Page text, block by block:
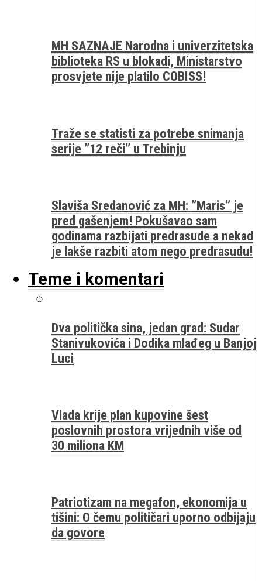
MH SAZNAJE Narodna i univerzitetska
biblioteka RS u blokadi, Ministarstvo
prosvjete nije platilo COBISS!
Traže se statisti za potrebe snimanja
serije ”12 reči” u Trebinju
Slaviša Sredanović za MH: ”Maris” je
pred gašenjem! Pokušavao sam
godinama razbijati predrasude a nekad
je lakše razbiti atom nego predrasudu!
Teme i komentari
Dva politička sina, jedan grad: Sudar
Stanivukovića i Dodika mlađeg u Banjoj
Luci
Vlada krije plan kupovine šest
poslovnih prostora vrijednih više od
30 miliona KM
Patriotizam na megafon, ekonomija u
tišini: O čemu političari uporno odbijaju
da govore